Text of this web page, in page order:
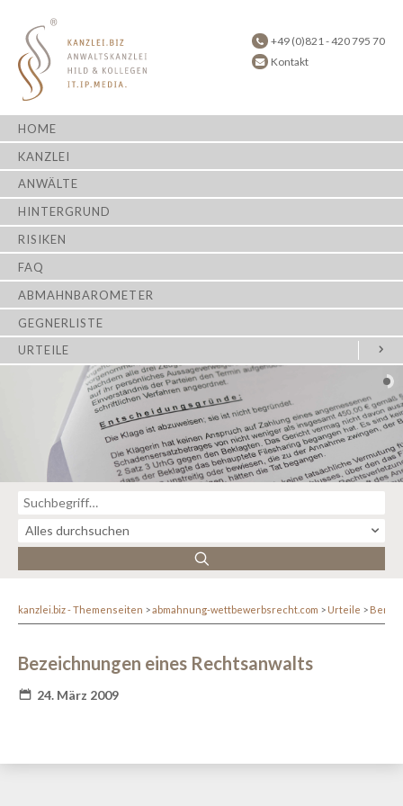
+49 (0)821 - 420 795 70
Kontakt
HOME
KANZLEI
ANWÄLTE
HINTERGRUND
RISIKEN
FAQ
ABMAHNBAROMETER
GEGNERLISTE
URTEILE
kanzlei.biz - Themenseiten abmahnung-wettbewerbsrecht.com Urteile
Bezeichnungen eines Rechtsanwalts
24. März 2009